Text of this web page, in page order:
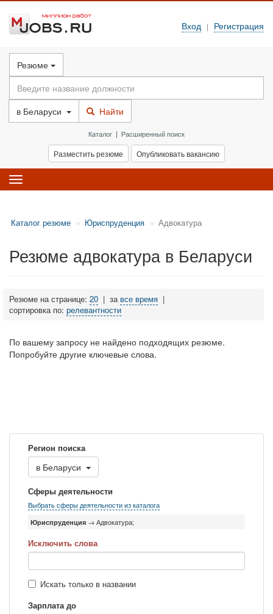
Вход | Регистрация
Резюме
в Беларуси Найти
Каталог | Расширенный поиск
Разместить резюме Опубликовать вакансию
Toggle
navigation
Каталог резюме Юриспруденция Адвокатура
Резюме адвокатура в Беларуси
Резюме на странице: 20 | за все время |
сортировка по: релевантности
По вашему запросу не найдено подходящих резюме.
Попробуйте другие ключевые слова.
Регион поиска
в Беларуси
Сферы деятельности
Выбрать сферы деятельности из каталога
Юриспруденция → Адвокатура;
Исключить слова
Искать только в названии
Зарплата до